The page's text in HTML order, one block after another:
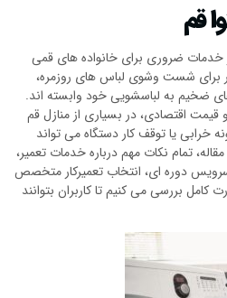
قم
خدمات ضروری برای خانواده های قمی
برای شست وشوی لباس های روزمره،
ضخیم به لباسشویی خود وابسته اند.
قیمت اقتصادی، در بسیاری از منازل قم
خرابی یا توقف کار دستگاه می تواند
تمام نکات مهم درباره خدمات تعمیر،
دوره ای، انتخاب تعمیرکار متخصص
بررسی می کنیم تا کاربران بتوانند